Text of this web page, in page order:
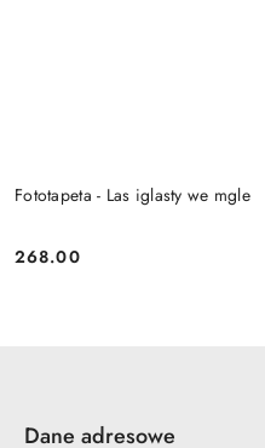
Fototapeta - Las iglasty we mgle
Cena:
268.00
Dane adresowe